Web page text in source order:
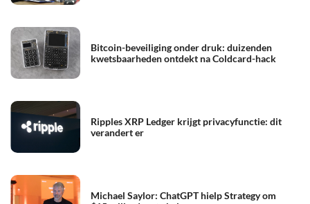
Bitcoin-beveiliging onder druk: duizenden
kwetsbaarheden ontdekt na Coldcard-hack
Ripples XRP Ledger krijgt privacyfunctie: dit
verandert er
Michael Saylor: ChatGPT hielp Strategy om